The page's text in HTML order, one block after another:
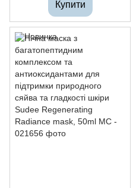
Купити